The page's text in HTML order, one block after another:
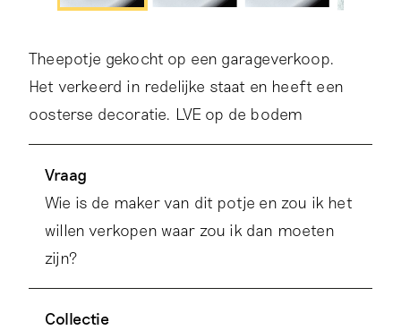
Theepotje gekocht op een garageverkoop.
Het verkeerd in redelijke staat en heeft een
oosterse decoratie. LVE op de bodem
Vraag
Wie is de maker van dit potje en zou ik het
willen verkopen waar zou ik dan moeten
zijn?
Collectie